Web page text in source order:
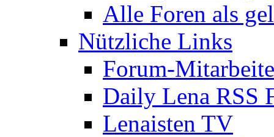
Alle Foren als
Nützliche Links
Forum-
Daily Lena RSS
Lenaisten TV